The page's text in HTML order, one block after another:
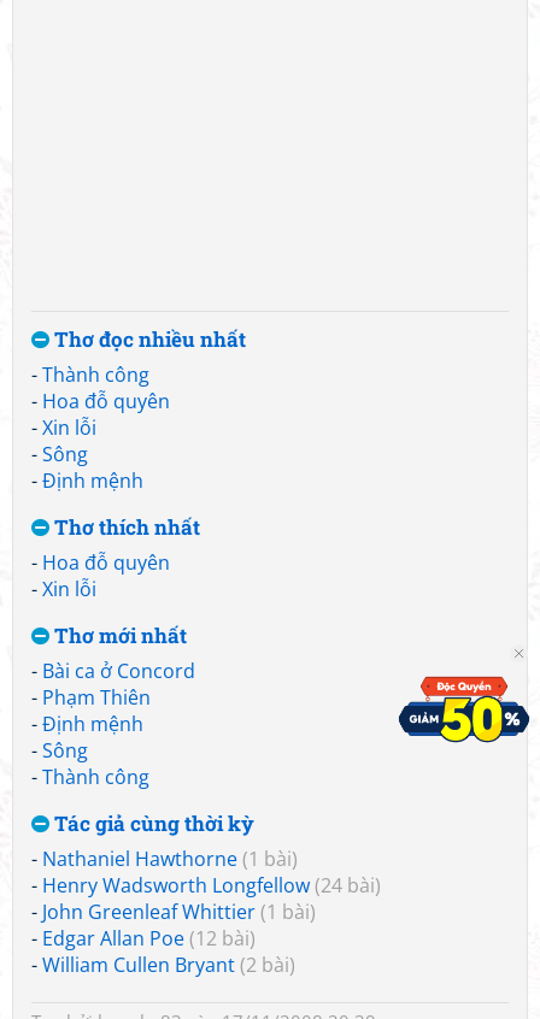
Thơ đọc nhiều nhất
-Thành công
- Hoa đỗ quyên
-Xin lỗi
-Sông
-Định mệnh
Thơ thích nhất
- Hoa đỗ quyên
-Xin lỗi
Thơ mới nhất
- Bài ca ở Concord
- Phạm Thiên
-Định mệnh
-Sông
-Thành công
Tác giả cùng thời kỳ
- Nathaniel Hawthorne(1 bài)
- Henry Wadsworth Longfellow(24 bài)
- John Greenleaf Whittier(1 bài)
- Edgar Allan Poe(12 bài)
-William Cullen Bryant(2 bài)